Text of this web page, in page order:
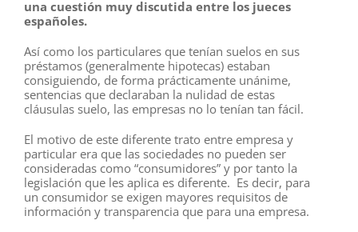
una cuestión muy discutida entre los jueces
españoles.
Así como los particulares que tenían suelos en sus
préstamos (generalmente hipotecas) estaban
consiguiendo, de forma prácticamente unánime,
sentencias que declaraban la nulidad de estas
cláusulas suelo, las empresas no lo tenían tan fácil.
El motivo de este diferente trato entre empresa y
particular era que las sociedades no pueden ser
consideradas como “consumidores” y por tanto la
legislación que les aplica es diferente. Es decir, para
un consumidor se exigen mayores requisitos de
información y transparencia que para una empresa.